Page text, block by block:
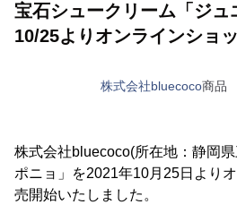
宝石シュークリーム「ジュ
10/25よりオンラインショ
株式会社bluecoco商品
株式会社bluecoco(所在地：静岡
ポニョ」を2021年10月25日より
売開始いたしました。